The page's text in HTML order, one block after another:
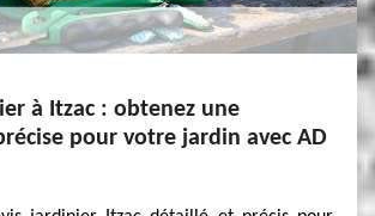
à Itzac : obtenez une
pour votre jardin avec AD